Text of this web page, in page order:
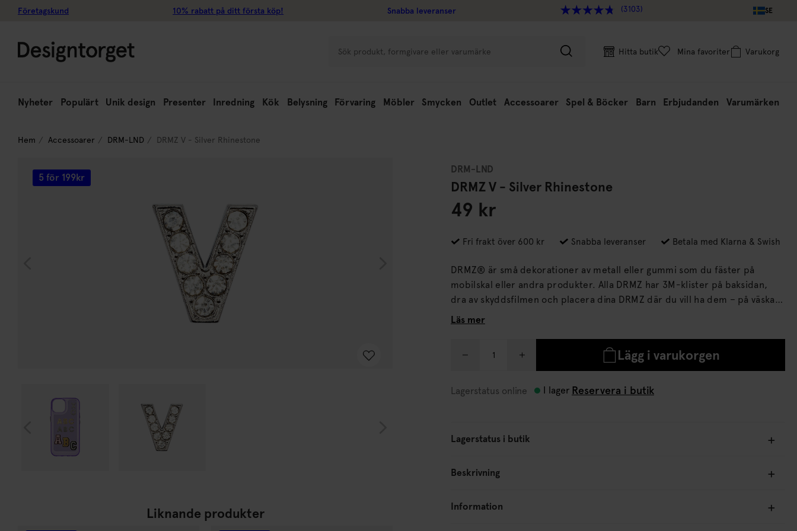
Företagskund 10% rabatt på ditt första köp! Snabba leveranser (3103) SE
Hitta butik Mina favoriter Varukorg
Nyheter Populärt Unik design Presenter Inredning Kök Belysning Förvaring Möbler Smycken Outlet Accessoarer Spel & Böcker Barn Erbjudanden Varumärken
Hem Accessoarer DRM-LND DRMZ V - Silver Rhinestone
5 för 199kr
Liknande produkter
DRM-LND
DRMZ V - Silver Rhinestone
49 kr
Fri frakt över 600 kr Snabba leveranser Betala med Klarna & Swish
DRMZ® är små dekorationer av metall eller gummi som du fäster på
mobilskal eller andra produkter. Alla DRMZ har 3M-klister på baksidan,
dra av skyddsfilmen och placera dina DRMZ där du vill ha dem – på väskan,
laptopfodralet eller andra släta ytor. Tryck till ordentligt för att få bästa
Läs mer
Lägg i varukorgen
Lagerstatus online I lager Reservera i butik
Lagerstatus i butik
Beskrivning
Information